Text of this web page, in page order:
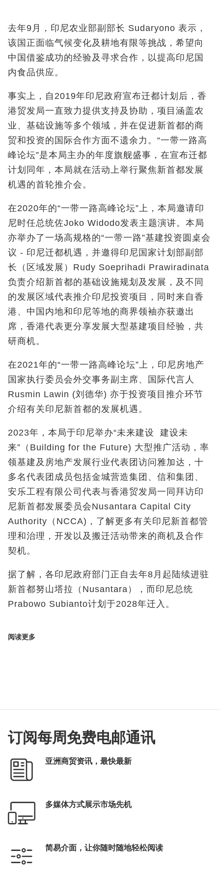
去年9月，印尼农业部副部长 Sudaryono 表示，
该国正面临气候变化及耕地有限等挑战，希望向
中国借鉴成功的经验及寻求合作，以提高印尼国
内食品供应。
事实上，自2019年印尼政府宣布迁都计划后，香
港贸发局一直致力提供支持及协助，项目涵盖农
业、基础设施等多个领域，并在促进新首都的商
贸和投资的国际合作方面不遗余力。 “一带一路高
峰论坛”是本局主办的年度旗舰盛事，在宣布迁都
计划同年，本局就在活动上举行聚焦新首都发展
机遇的首轮推介会。
在2020年的“一带一路高峰论坛”上，本局邀请印
尼时任总统佐Joko Widodo发表主题演讲。本局
亦举办了一场高规格的“一带一路”基建投资圆桌会
议 - 印尼迁都机遇，并邀得印尼国家计划部副部
长（区域发展） Rudy Soeprihadi Prawiradinata
负责介绍新首都的基础设施规划及发展，及不同
的发展区域代表推介印尼投资项目，同时来自香
港、中国内地和印尼等地的商界领袖亦获邀出
席，香港代表更分享发展大型基建项目经验，共
研商机。
在2021年的“一带一路高峰论坛”上，印尼房地产
国家执行委员会外交事务副主席、国际代言人
Rusmin Lawin (刘德华) 亦于投资项目推介环节
介绍有关印尼新首都的发展机遇。
2023年，本局于印尼举办“未来建设 建设未
来”（Building for the Future) 大型推广活动，率
领基建及房地产发展行业代表团访问雅加达，十
多名代表团成员包括金城营造集团、信和集团、
安乐工程有限公司代表与香港贸发局一同拜访印
尼新首都发展委员会Nusantara Capital City
Authority （ NCCA) ，了解更多有关印尼新首都管
理和治理，开发以及搬迁活动带来的商机及合作
契机。
据了解，各印尼政府部门正自去年8 月起陆续进驻
新首都努山塔拉（ Nusantara ），而印尼总统
Prabowo Subianto计划于2028年迁入。
阅读更多
订阅每周免费电邮通讯
亚洲商贸资讯，最快最新
多媒体方式展示市场先机
简易介面，让你随时随地轻松阅读